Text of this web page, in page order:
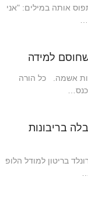
אותה במילים: "אני
למידה
אשמה. כל הורה
בריבונות
בריטון למודל הלופ